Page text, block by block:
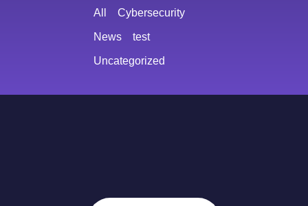
Cybersecurity
News test
Uncategorized
All